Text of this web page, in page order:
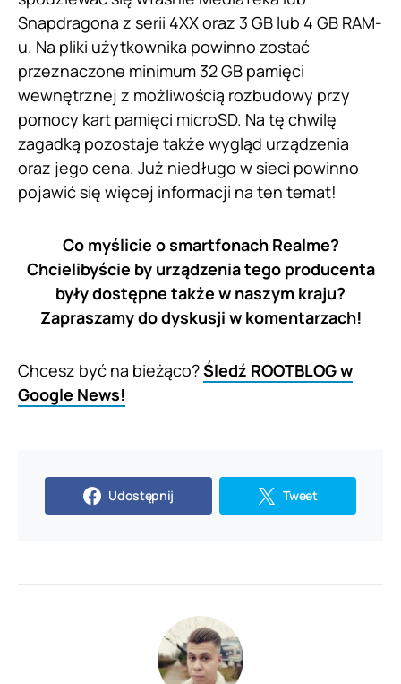
Snapdragona z serii 4XX oraz 3 GB lub 4 GB RAM-
u. Na pliki użytkownika powinno zostać
przeznaczone minimum 32 GB pamięci
wewnętrznej z możliwością rozbudowy przy
pomocy kart pamięci microSD. Na tę chwilę
zagadką pozostaje także wygląd urządzenia
oraz jego cena. Już niedługo w sieci powinno
pojawić się więcej informacji na ten temat!
Co myślicie o smartfonach Realme?
Chcielibyście by urządzenia tego producenta
były dostępne także w naszym kraju?
Zapraszamy do dyskusji w komentarzach!
Chcesz być na bieżąco?Śledź ROOTBLOG w
Google News!
Udostępnij Tweet